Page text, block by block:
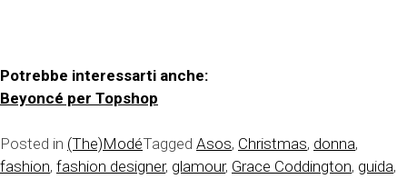
Potrebbe interessarti anche:
Beyoncé per Topshop
Posted in (The)ModéTagged Asos, Christmas, donna,
fashion, fashion designer, glamour, Grace Coddington, guida,